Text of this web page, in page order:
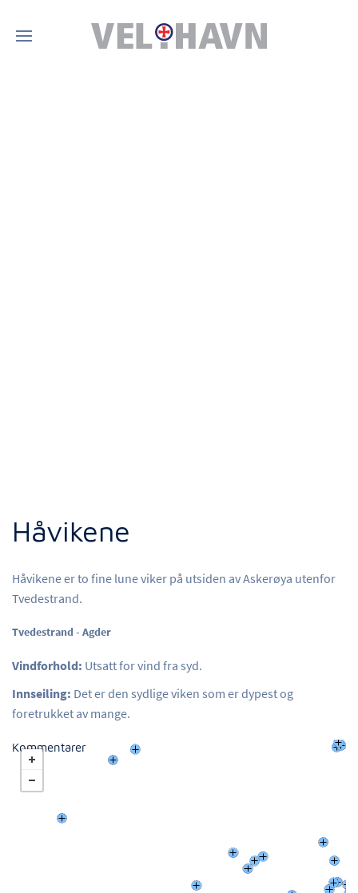
Håvikene
Håvikene er to fine lune viker på utsiden av Askerøya utenfor
Tvedestrand.
Tvedestrand - Agder
Vindforhold: Utsatt for vind fra syd.
Innseiling: Det er den sydlige viken som er dypest og
foretrukket av mange.
Kommentarer